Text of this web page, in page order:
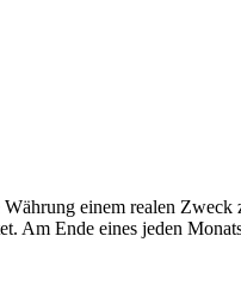
einem realen Zweck
Am Ende eines jeden